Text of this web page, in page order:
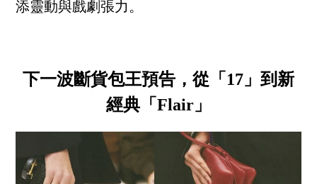
添靈動與戲劇張力。
下一波斷貨包王預告，從「17」到新
經典「Flair」